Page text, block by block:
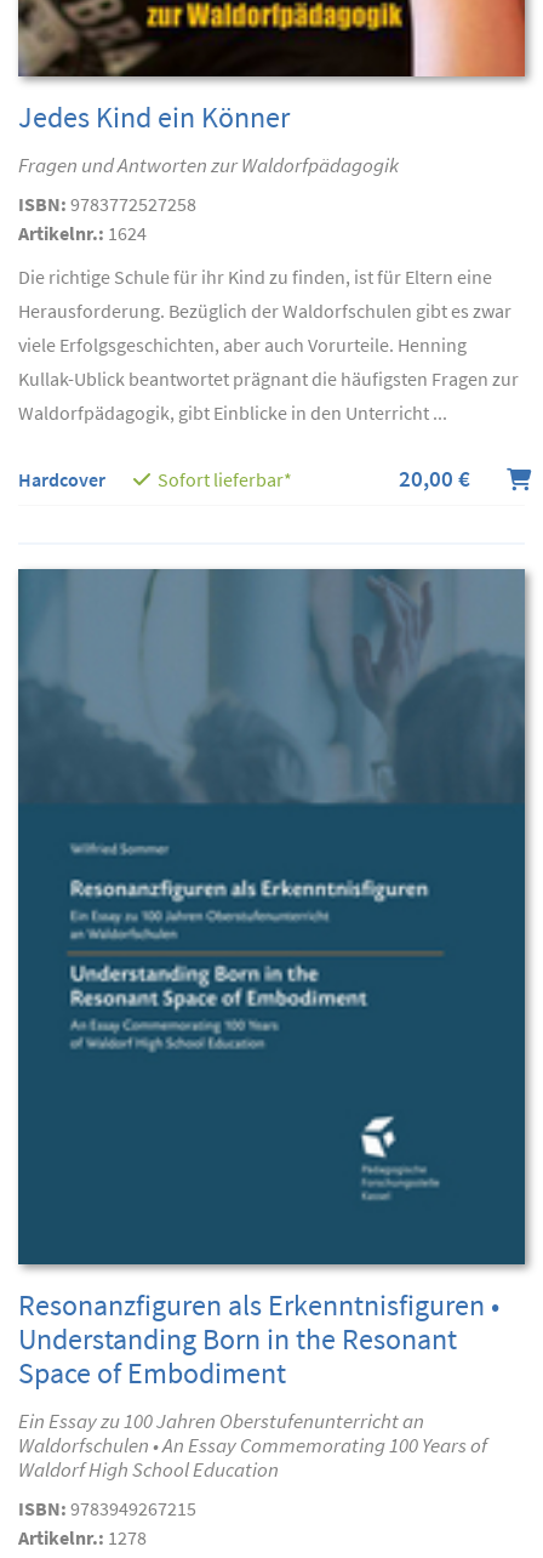
Jedes Kind ein Könner
Fragen und Antworten zur Waldorfpädagogik
ISBN: 9783772527258
Artikelnr.: 1624
Die richtige Schule für ihr Kind zu finden, ist für Eltern eine
Herausforderung. Bezüglich der Waldorfschulen gibt es zwar
viele Erfolgsgeschichten, aber auch Vorurteile. Henning
Kullak-Ublick beantwortet prägnant die häufigsten Fragen zur
Waldorfpädagogik, gibt Einblicke in den Unterricht ...
Hardcover Sofort lieferbar* 20,00 €
Resonanzfiguren als Erkenntnisfiguren •
Understanding Born in the Resonant
Space of Embodiment
Ein Essay zu 100 Jahren Oberstufenunterricht an
Waldorfschulen • An Essay Commemorating 100 Years of
Waldorf High School Education
ISBN: 9783949267215
Artikelnr.: 1278